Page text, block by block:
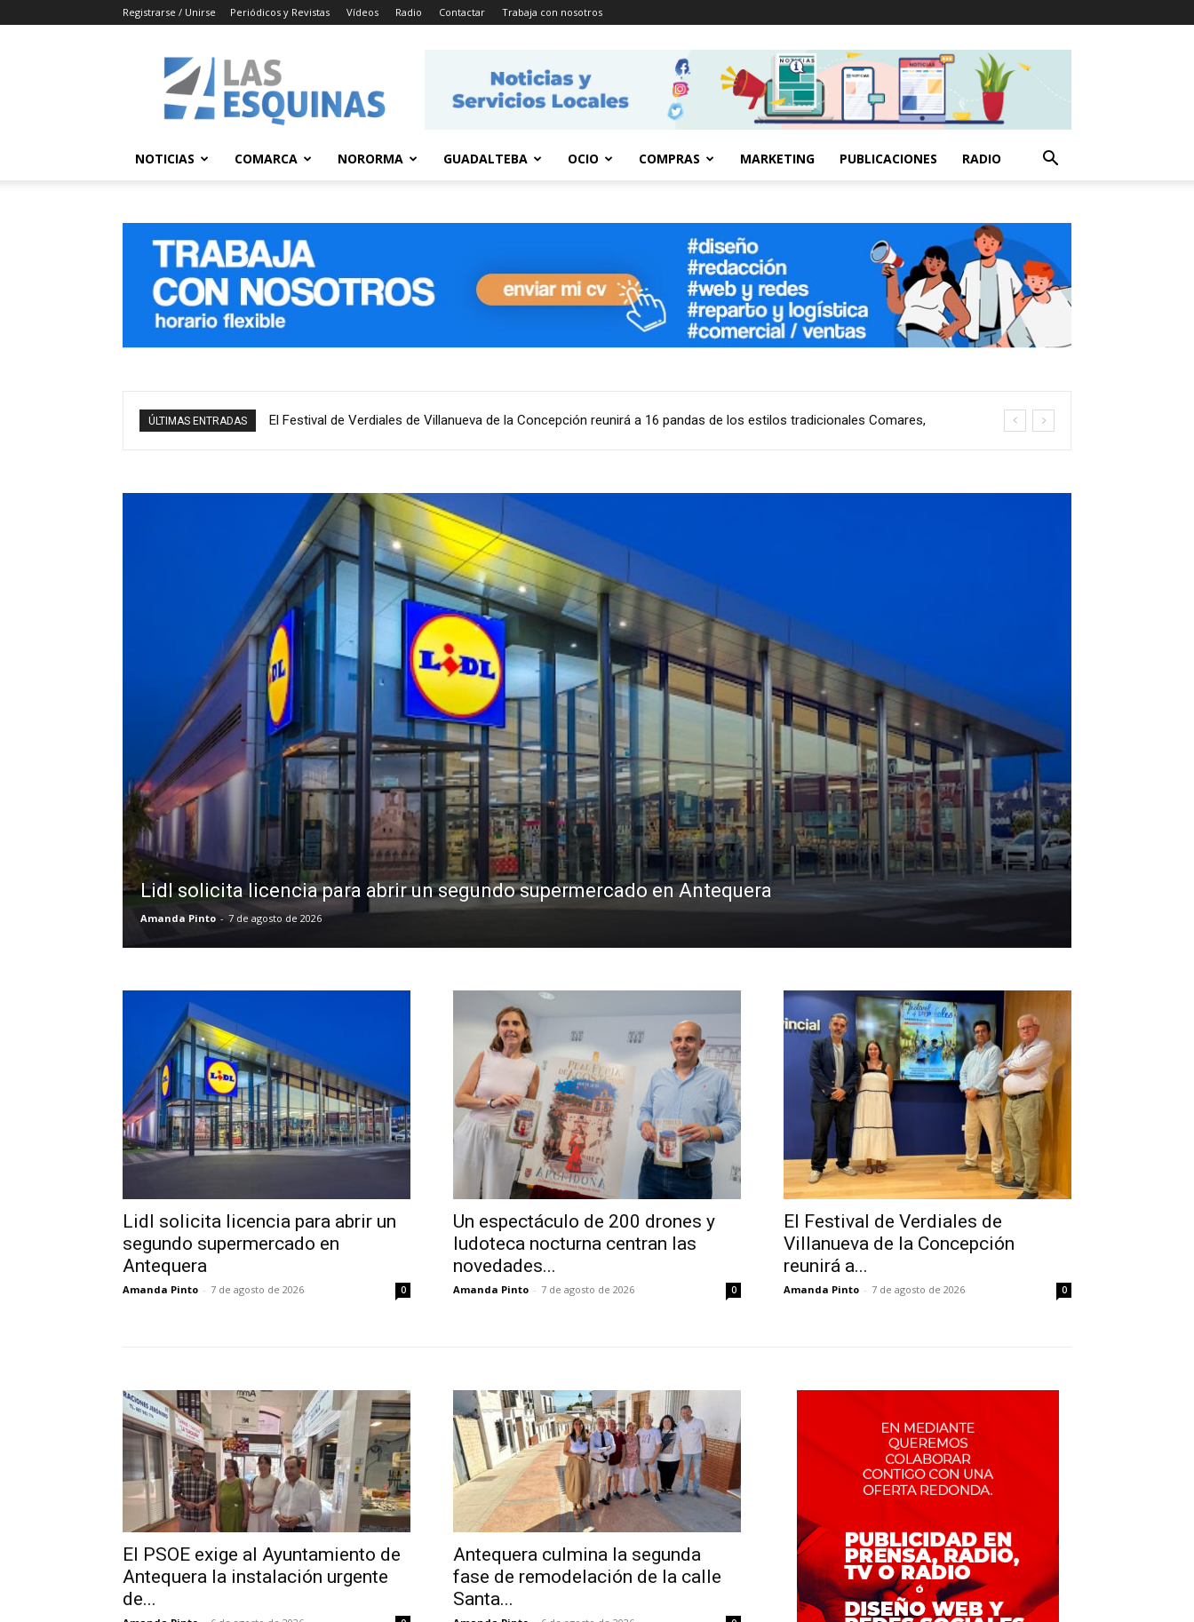
Registrarse / Unirse Periódicos y Revistas Vídeos Radio Contactar Trabaja con nosotros
Las
4
Esquinas
NOTICIAS COMARCA NORORMA GUADALTEBA OCIO COMPRAS MARKETING PUBLICACIONES RADIO
ÚLTIMAS ENTRADAS
El Festival de Verdiales de Villanueva de la Concepción reunirá a 16 pandas de los estilos tradicionales Comares,
Lidl solicita licencia para abrir un segundo supermercado en Antequera
Amanda Pinto - 7 de agosto de 2026
Lidl solicita licencia para abrir un
segundo supermercado en
Antequera
Amanda Pinto - 7 de agosto de 2026 0
Un espectáculo de 200 drones y
ludoteca nocturna centran las
novedades...
Amanda Pinto - 7 de agosto de 2026 0
El Festival de Verdiales de
Villanueva de la Concepción
reunirá a...
Amanda Pinto - 7 de agosto de 2026 0
El PSOE exige al Ayuntamiento de
Antequera la instalación urgente
de...
Antequera culmina la segunda
fase de remodelación de la calle
Santa...